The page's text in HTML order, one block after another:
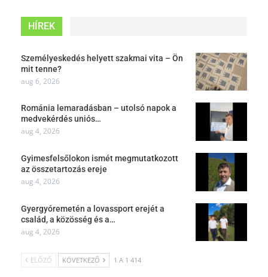
HÍREK
Személyeskedés helyett szakmai vita – Ön
mit tenne?
aug 6, 2026
Románia lemaradásban – utolsó napok a
medvekérdés uniós…
aug 4, 2026
Gyimesfelsőlokon ismét megmutatkozott
az összetartozás ereje
aug 4, 2026
Gyergyóremetén a lovassport erejét a
család, a közösség és a…
aug 4, 2026
ELŐZŐ KÖVETKEZŐ 1 A 1 414